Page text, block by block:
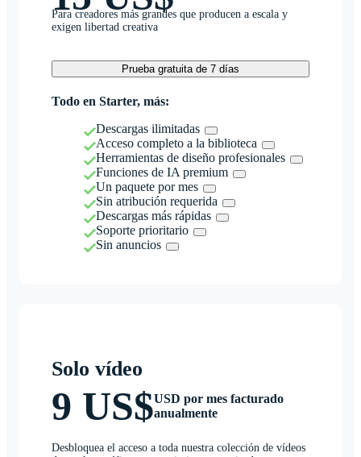
Para creadores más grandes que producen a escala y
exigen libertad creativa
Prueba gratuita de 7 días
Todo en Starter, más:
Descargas ilimitadas
Acceso completo a la biblioteca
Herramientas de diseño profesionales
Funciones de IA premium
Un paquete por mes
Sin atribución requerida
Descargas más rápidas
Soporte prioritario
Sin anuncios
Solo vídeo
9 US$USD por mes facturado
anualmente
Desbloquea el acceso a toda nuestra colección de vídeos